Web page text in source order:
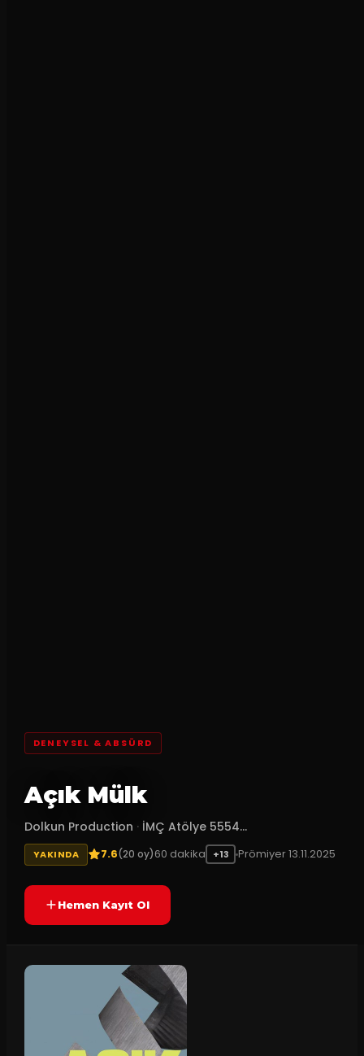
DENEYSEL & ABSÜRD
Açık Mülk
Dolkun Production · İMÇ Atölye 5554...
YAKINDA 7.6(20 oy)60 dakika +13 Prömiyer13.11.2025
Hemen Kayıt Ol